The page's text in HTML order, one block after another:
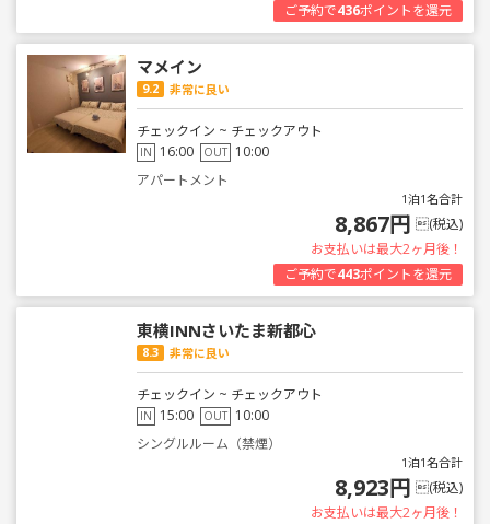
ご予約で436ポイントを還元
マメイン
9.2 非常に良い
チェックイン ~ チェックアウト
IN 16:00 OUT 10:00
アパートメント
1泊1名合計
8,867円 (税込)
お支払いは最大2ヶ月後！
ご予約で443ポイントを還元
東横INNさいたま新都心
8.3 非常に良い
チェックイン ~ チェックアウト
IN 15:00 OUT 10:00
シングルルーム（禁煙）
1泊1名合計
8,923円 (税込)
お支払いは最大2ヶ月後！